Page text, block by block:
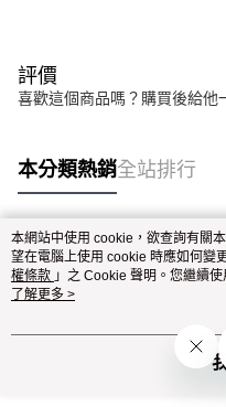
評價
喜歡這個商品嗎？購買後給他
本分類熱銷全站排行
熱門標籤
本網站中使用 cookie，欲查詢有關
望在電腦上使用 cookie 時應如何變
權條款 」之 Cookie 聲明。您繼續
用條款之 Cookie 聲明使用 cookie。
了解更多 >